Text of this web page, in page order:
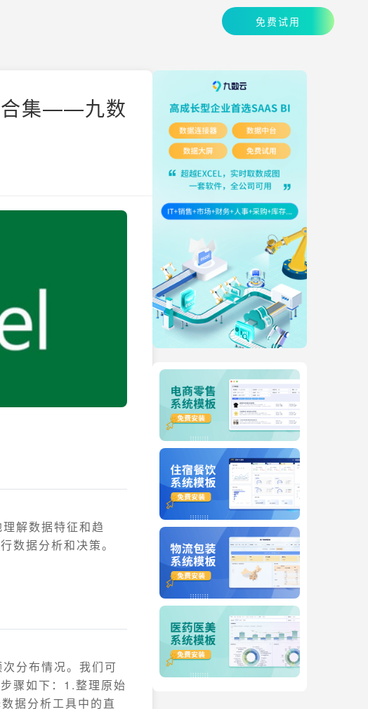
免费试用
合集——九数
解数据特征和趋
数据分析和决策。
分布情况。我们可
骤如下：1.整理原始
据分析工具中的直